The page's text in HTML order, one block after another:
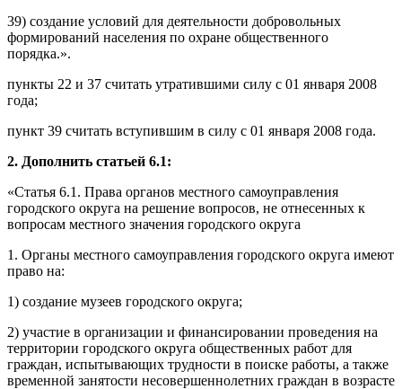
39) создание условий для деятельности добровольных
формирований населения по охране общественного
порядка.».
пункты 22 и 37 считать утратившими силу с 01 января 2008
года;
пункт 39 считать вступившим в силу с 01 января 2008 года.
2. Дополнить статьей 6.1:
«Статья 6.1. Права органов местного самоуправления
городского округа на решение вопросов, не отнесенных к
вопросам местного значения городского округа
1. Органы местного самоуправления городского округа имеют
право на:
1) создание музеев городского округа;
2) участие в организации и финансировании проведения на
территории городского округа общественных работ для
граждан, испытывающих трудности в поиске работы, а также
временной занятости несовершеннолетних граждан в возрасте